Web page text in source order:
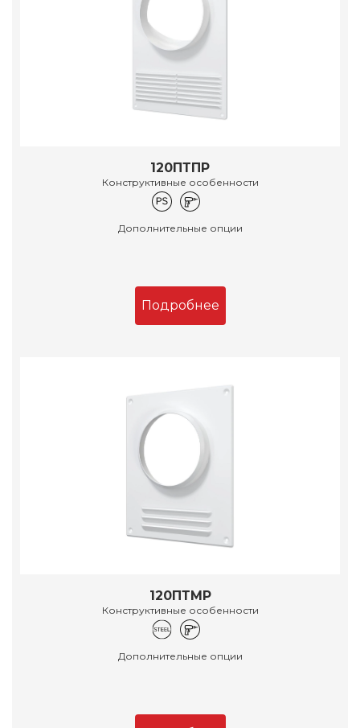
120ПТПР
Конструктивные особенности
Дополнительные опции
Подробнее
120ПТМР
Конструктивные особенности
Дополнительные опции